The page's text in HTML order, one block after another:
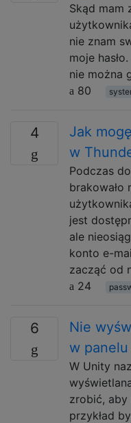
Skąd mam
nie znam
moje
nie można
80
4
Jak
w
Podczas
brakowało
jest
ale
konto e-
zacząć od
24
6
Nie
w panelu
W Unity
zrobić, aby
przykład